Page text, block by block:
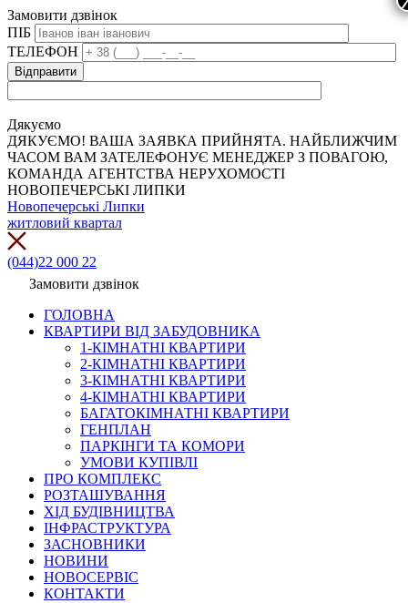
Замовити дзвінок
ПІБ
ТЕЛЕФОН
Дякуємо
ДЯКУЄМО! ВАША ЗАЯВКА ПРИЙНЯТА. НАЙБЛИЖЧИМ
ЧАСОМ ВАМ ЗАТЕЛЕФОНУЄ МЕНЕДЖЕР З ПОВАГОЮ,
КОМАНДА АГЕНТСТВА НЕРУХОМОСТІ
НОВОПЕЧЕРСЬКІ ЛИПКИ
Новопечерські Липки
житловий квартал
(044)22 000 22
Замовити дзвінок
ГОЛОВНА
КВАРТИРИ ВІД ЗАБУДОВНИКА
1-КІМНАТНІ КВАРТИРИ
2-КІМНАТНІ КВАРТИРИ
3-КІМНАТНІ КВАРТИРИ
4-КІМНАТНІ КВАРТИРИ
БАГАТОКІМНАТНІ КВАРТИРИ
ГЕНПЛАН
ПАРКІНГИ ТА КОМОРИ
УМОВИ КУПІВЛІ
ПРО КОМПЛЕКС
РОЗТАШУВАННЯ
ХІД БУДІВНИЦТВА
ІНФРАСТРУКТУРА
ЗАСНОВНИКИ
НОВИНИ
НОВОСЕРВІС
КОНТАКТИ